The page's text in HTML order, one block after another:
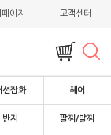
이지 고객센터
션잡화 헤어
반지 팔찌/발찌